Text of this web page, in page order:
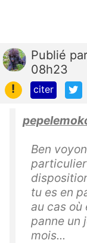
Publié par
08h23
!
citer
Ben
tu es en
au cas où
panne un
mois...